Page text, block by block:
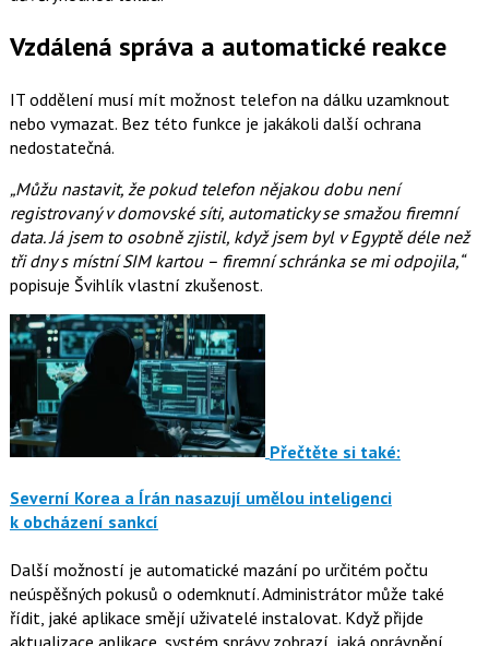
Vzdálená správa a automatické reakce
IT oddělení musí mít možnost telefon na dálku uzamknout
nebo vymazat. Bez této funkce je jakákoli další ochrana
nedostatečná.
„Můžu nastavit, že pokud telefon nějakou dobu není
registrovaný v domovské síti, automaticky se smažou firemní
data. Já jsem to osobně zjistil, když jsem byl v Egyptě déle než
tři dny s místní SIM kartou – firemní schránka se mi odpojila,“
popisuje Švihlík vlastní zkušenost.
Přečtěte si také:
Severní Korea a Írán nasazují umělou inteligenci
k obcházení sankcí
Další možností je automatické mazání po určitém počtu
neúspěšných pokusů o odemknutí. Administrátor může také
řídit, jaké aplikace smějí uživatelé instalovat. Když přijde
aktualizace aplikace, systém správy zobrazí, jaká oprávnění